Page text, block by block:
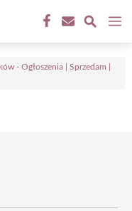
- Ogłoszenia | Sprzedam |